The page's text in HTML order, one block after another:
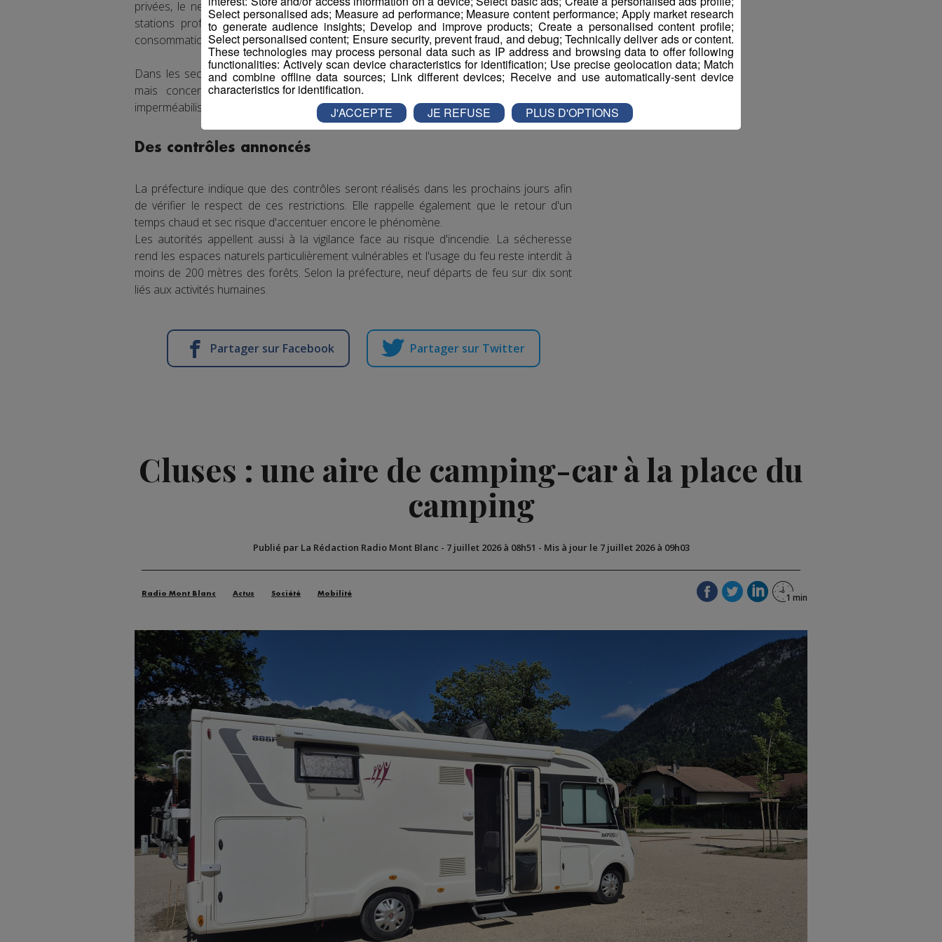
privées, le nettoyage des façades ou encore le lavage des véhicules en dehors des
stations professionnelles. Les activités industrielles doivent également réduire leur
consommation d'eau de 50 %, sauf dérogation.
Dans les secteurs maintenus en alerte, les restrictions restent moins contraignantes
mais concernent-elles aussi l'arrosage, les piscines, le nettoyage des surfaces
imperméabilisées ou encore l'irrigation agricole.
Des contrôles annoncés
La préfecture indique que des contrôles seront réalisés dans les prochains jours afin
de vérifier le respect de ces restrictions. Elle rappelle également que le retour d'un
temps chaud et sec risque d'accentuer encore le phénomène.
Les autorités appellent aussi à la vigilance face au risque d'incendie. La sécheresse
rend les espaces naturels particulièrement vulnérables et l'usage du feu reste interdit à
moins de 200 mètres des forêts. Selon la préfecture, neuf départs de feu sur dix sont
liés aux activités humaines.
Partager sur Facebook Partager sur Twitter
Cluses : une aire de camping-car à la place du
camping
Publié par La Rédaction Radio Mont Blanc - 7 juillet 2026 à 08h51 - Mis à jour le 7 juillet 2026 à 09h03
Radio Mont Blanc Actus Société Mobilité
Select personalised ads; Measure ad performance; Measure content performance; Apply market research
to generate audience insights; Develop and improve products; Create a personalised content profile;
Select personalised content; Ensure security, prevent fraud, and debug; Technically deliver ads or content.
These technologies may process personal data such as IP address and browsing data to offer following
functionalities: Actively scan device characteristics for identification; Use precise geolocation data; Match
and combine offline data sources; Link different devices; Receive and use automatically-sent device
characteristics for identification.
J'ACCEPTE JE REFUSE PLUS D'OPTIONS